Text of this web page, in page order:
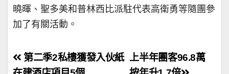
曉暉、聖多美和普林西比派駐代表高衛勇等隨團參
加了有關活動。
文
上半年團客96.8萬
第二季2私樓獲發入伙紙